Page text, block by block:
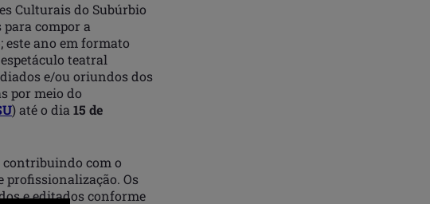
Culturais do Subúrbio
compor a
; este ano em formato
teatral
e/ou oriundos dos
por meio do
) até o dia 15 de
contribuindo com o
profissionalização. Os
e editados conforme